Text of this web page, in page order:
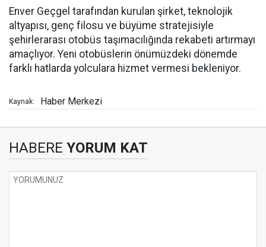
Enver Geçgel tarafından kurulan şirket, teknolojik
altyapısı, genç filosu ve büyüme stratejisiyle
şehirlerarası otobüs taşımacılığında rekabeti artırmayı
amaçlıyor. Yeni otobüslerin önümüzdeki dönemde
farklı hatlarda yolculara hizmet vermesi bekleniyor.
Kaynak: Haber Merkezi
HABERE YORUM KAT